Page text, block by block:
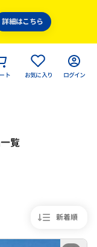
詳細はこちら
ト お気に入り ログイン
覧
新着順